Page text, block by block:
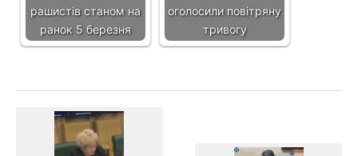
рашистів станом на
ранок 5 березня
оголосили повітряну
тривогу